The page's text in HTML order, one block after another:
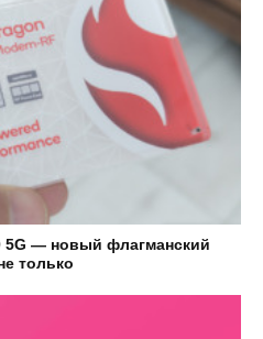
5G — новый флагманский
только